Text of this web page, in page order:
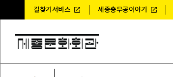
길찾기서비스 세종충무공이야기